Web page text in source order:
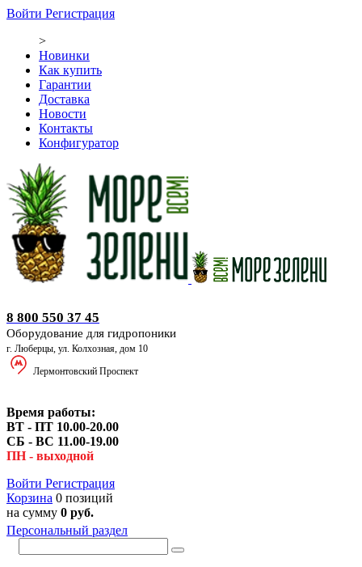
Войти Регистрация
>
Новинки
Как купить
Гарантии
Доставка
Новости
Контакты
Конфигуратор
8 800 550 37 45
Оборудование для гидропоники
г. Люберцы, ул. Колхозная, дом 10
Лермонтовский Проспект
Время работы:
ВТ - ПТ 10.00-20.00
СБ - ВС 11.00-19.00
ПН - выходной
Войти Регистрация
Корзина 0 позиций
на сумму 0 руб.
Персональный раздел